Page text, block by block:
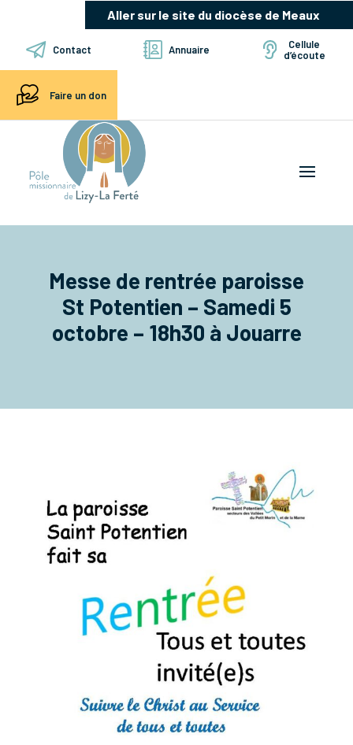
Aller sur le site du diocèse de Meaux
Contact Annuaire
Cellule
d’écoute
Faire un don
Messe de rentrée paroisse
St Potentien – Samedi 5
octobre – 18h30 à Jouarre